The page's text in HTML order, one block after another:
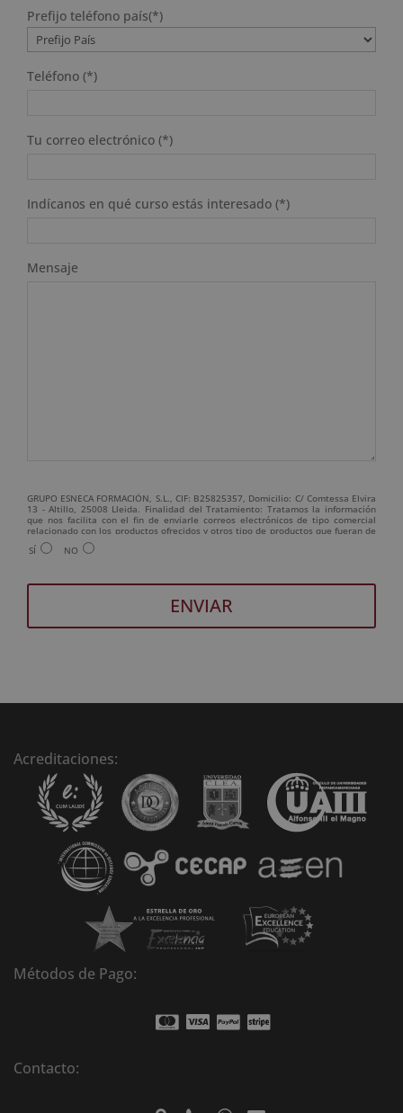
Prefijo teléfono país(*)
Teléfono (*)
Tu correo electrónico (*)
Indícanos en qué curso estás interesado (*)
Mensaje
GRUPO ESNECA FORMACIÓN, S.L., CIF: B25825357, Domicilio: C/ Comtessa Elvira
13 - Altillo, 25008 Lleida. Finalidad del Tratamiento: Tratamos la información
que nos facilita con el fin de enviarle correos electrónicos de tipo comercial
relacionado con los productos ofrecidos y otros tipo de productos que fueran de
su interés. Legitimación del tratamiento: Consentimiento del interesado.
Derechos: Puede ejercitar sus derechos identificándose suficientemente,
telefónica y/o email):
SÍ NO
e
Acreditaciones:
Métodos de Pago:
Contacto: